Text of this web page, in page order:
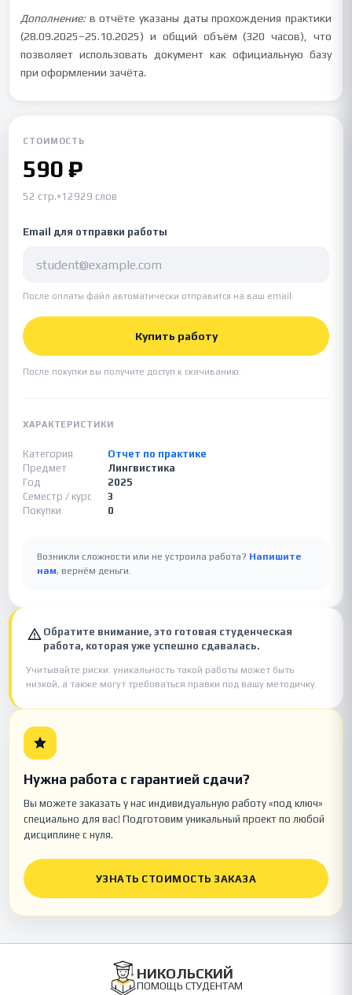
Дополнение:в отчёте указаны даты прохождения практики
(28.09.2025–25.10.2025) и общий объём (320 часов), что
позволяет использовать документ как официальную базу
при оформлении зачёта.
СТОИМОСТЬ
590 ₽
52 стр.•12929 слов
Email для отправки работы
После оплаты файл автоматически отправится на ваш email.
Купить работу
После покупки вы получите доступ к скачиванию.
ХАРАКТЕРИСТИКИ
Категория
Отчет по практике
Предмет
Лингвистика
Год
2025
Семестр / курс
3
Покупки
0
Возникли сложности или не устроила работа? Напишите
нам, вернём деньги.
Обратите внимание, это готовая студенческая
работа, которая уже успешно сдавалась.
Учитывайте риски: уникальность такой работы может быть
низкой, а также могут требоваться правки под вашу методичку.
Нужна работа с гарантией сдачи?
Вы можете заказать у нас индивидуальную работу «под ключ»
специально для вас! Подготовим уникальный проект по любой
дисциплине с нуля.
УЗНАТЬ СТОИМОСТЬ ЗАКАЗА
НИКОЛЬСКИЙ
ПОМОЩЬ СТУДЕНТАМ